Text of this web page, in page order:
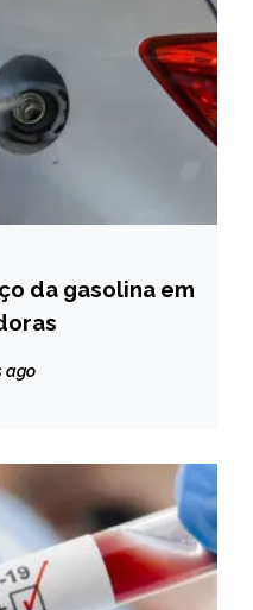
da gasolina em
ago